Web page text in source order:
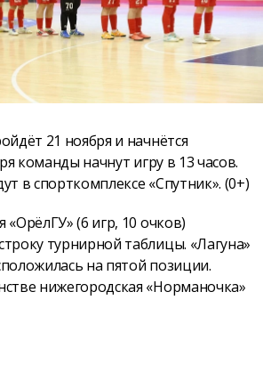
21 ноября и начнётся
команды начнут игру в 13 часов.
в спорткомплексе «Спутник». (0+)
(6 игр, 10 очков)
турнирной таблицы. «Лагуна»
на пятой позиции.
нижегородская «Норманочка»